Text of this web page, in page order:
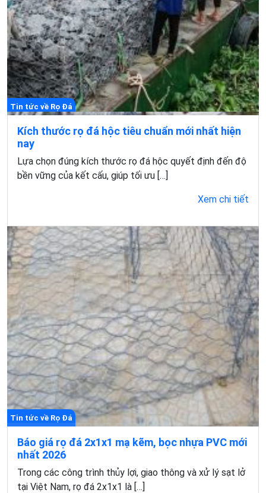
Tin tức về Rọ Đá
Kích thước rọ đá hộc tiêu chuẩn mới nhất hiện
nay
Lựa chọn đúng kích thước rọ đá hộc quyết định đến độ
bền vững của kết cấu, giúp tối ưu […]
Xem chi tiết
Tin tức về Rọ Đá
Báo giá rọ đá 2x1x1 mạ kẽm, bọc nhựa PVC mới
nhất 2026
Trong các công trình thủy lợi, giao thông và xử lý sạt lở
tại Việt Nam, rọ đá 2x1x1 là […]